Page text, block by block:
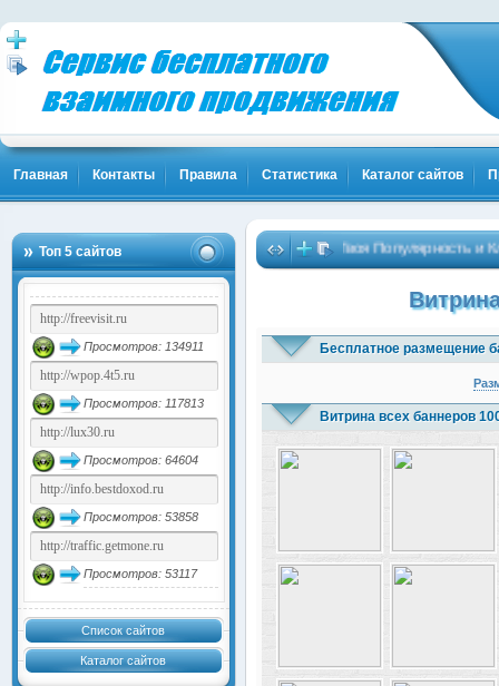
Главная Контакты Правила Статистика Каталог сайтов
Топ 5 сайтов
Просмотров: 134911
Просмотров: 117813
Просмотров: 64604
Просмотров: 53858
Просмотров: 53117
Список сайтов
Каталог сайтов
Твоя Популярность и
Бесплатное размещение
Витрина всех баннеров